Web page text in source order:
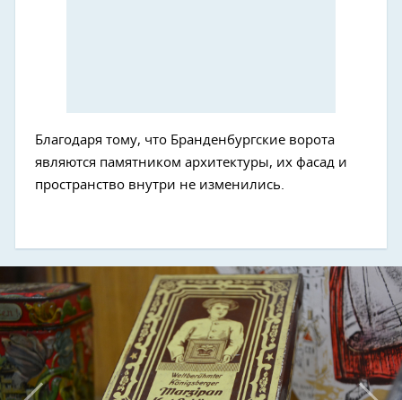
Благодаря тому, что Бранденбургские ворота
являются памятником архитектуры, их фасад и
пространство внутри не изменились.